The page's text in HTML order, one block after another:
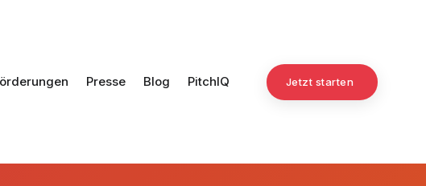
Presse Blog PitchIQ Jetzt starten